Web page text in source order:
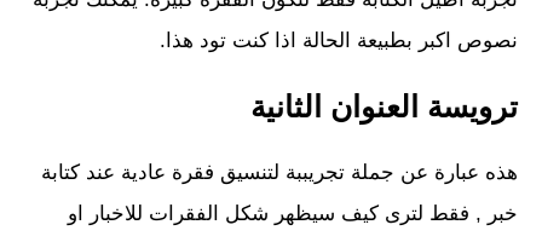
نصوص اكبر بطبيعة الحالة اذا كنت تود هذا.
ترويسة العنوان الثانية
هذه عبارة عن جملة تجريببة لتنسيق فقرة عادية عند كتابة
خبر , فقط لترى كيف سيظهر شكل الفقرات للاخبار او